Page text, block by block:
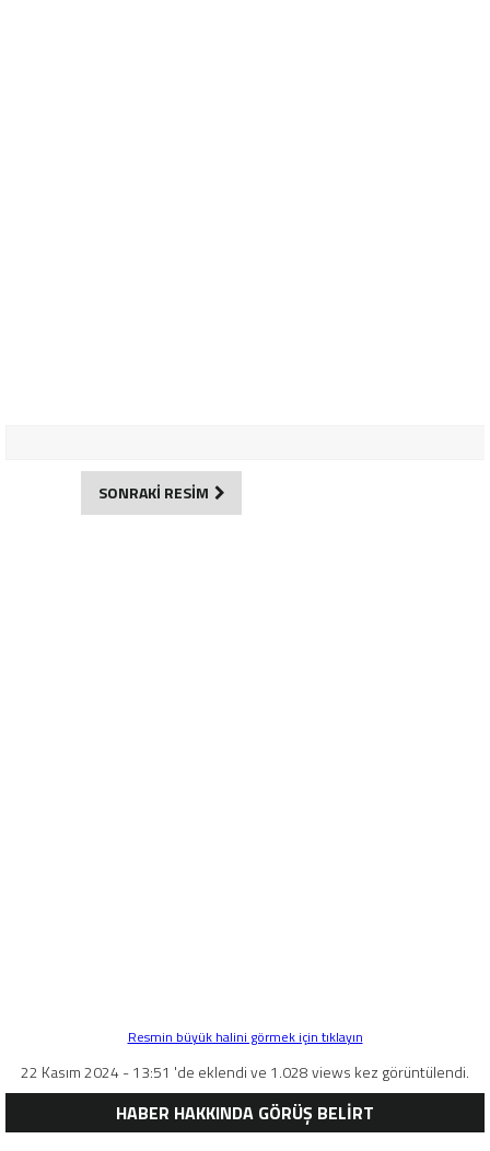
SONRAKİ RESİM
Resmin büyük halini görmek için tıklayın
22 Kasım 2024 - 13:51 'de eklendi ve 1.028 views kez görüntülendi.
HABER HAKKINDA GÖRÜŞ BELİRT